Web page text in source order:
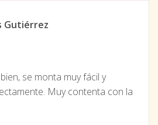
Gutiérrez
se monta muy fácil y
Muy contenta con la